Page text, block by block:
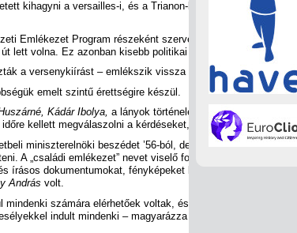
kihagyni a versailles-i, és a Trianon-kastélyt sem. A diákok
Emlékezet Program részeként szervezte az Oktatási és
lett volna. Ez azonban kisebb politikai vihart kavart, így végül
a versenykiírást – emlékszik vissza Mónika.–
emelt szintű érettségire készül.
Kádár Ibolya, a lányok történelemtanára. – A végén
kellett megválaszolni a kérdéseket, le sem feküdtek,
miniszterelnöki beszédet ’56-ból, de volt kreatív feladat is,
A „családi emlékezet” nevet viselő fordulóban a diákoknak
írásos dokumentumokat, fényképeket kellett ezekről az
András volt.
számára elérhetőek voltak, és nem volt köztük
indult mindenki – magyarázza a tanárnő. – A